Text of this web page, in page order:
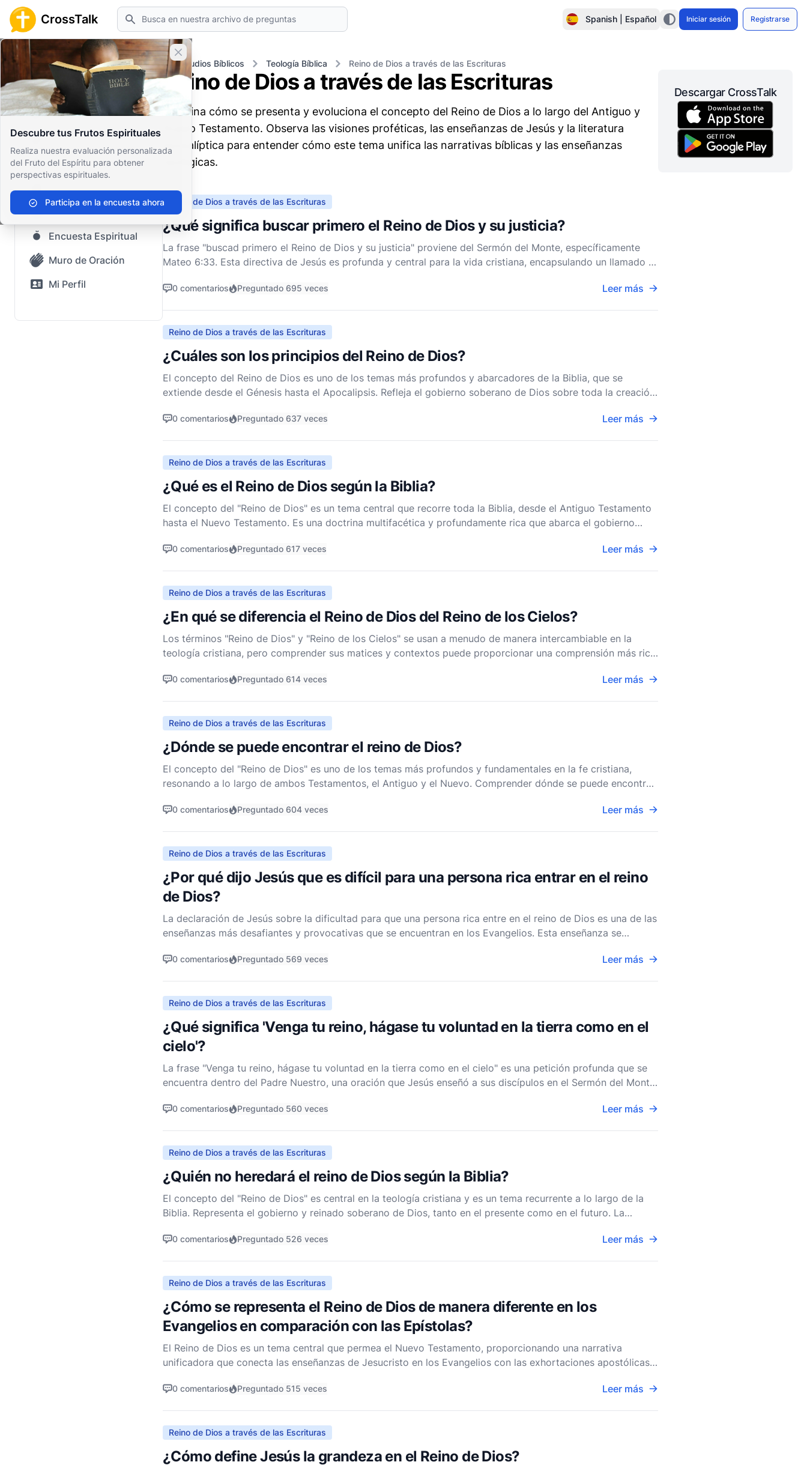
CrossTalk Buscar Spanish | Español Iniciar sesión Registrarse
Cerrar banner
Descubre tus Frutos Espirituales
Realiza nuestra evaluación personalizada
del Fruto del Espíritu para obtener
perspectivas espirituales.
Participa en la encuesta ahora
Inicio Archivo de Preguntas Estudios Bíblicos Teología Bíblica Reino de Dios a través de las Escrituras
Inicio
Archivo de Preguntas
Nuestro blog
Contenido guardado
Preguntas Populares
Biblia Sagrada
Encuesta Espiritual
Muro de Oración
Mi Perfil
Reino de Dios a través de las Escrituras
Examina cómo se presenta y evoluciona el concepto del Reino de Dios a lo largo del Antiguo y
Nuevo Testamento. Observa las visiones proféticas, las enseñanzas de Jesús y la literatura
apocalíptica para entender cómo este tema unifica las narrativas bíblicas y las enseñanzas
teológicas.
Reino de Dios a través de las Escrituras
¿Qué significa buscar primero el Reino de Dios y su justicia?
La frase "buscad primero el Reino de Dios y su justicia" proviene del Sermón del Monte, específicamente
Mateo 6:33. Esta directiva de Jesús es profunda y central para la vida cristiana, encapsulando un llamado a
0 comentarios Preguntado 695 veces Leer más
Reino de Dios a través de las Escrituras
¿Cuáles son los principios del Reino de Dios?
El concepto del Reino de Dios es uno de los temas más profundos y abarcadores de la Biblia, que se
extiende desde el Génesis hasta el Apocalipsis. Refleja el gobierno soberano de Dios sobre toda la creación
0 comentarios Preguntado 637 veces Leer más
Reino de Dios a través de las Escrituras
¿Qué es el Reino de Dios según la Biblia?
El concepto del "Reino de Dios" es un tema central que recorre toda la Biblia, desde el Antiguo Testamento
hasta el Nuevo Testamento. Es una doctrina multifacética y profundamente rica que abarca el gobierno
0 comentarios Preguntado 617 veces Leer más
Reino de Dios a través de las Escrituras
¿En qué se diferencia el Reino de Dios del Reino de los Cielos?
Los términos "Reino de Dios" y "Reino de los Cielos" se usan a menudo de manera intercambiable en la
teología cristiana, pero comprender sus matices y contextos puede proporcionar una comprensión más rica
0 comentarios Preguntado 614 veces Leer más
Reino de Dios a través de las Escrituras
¿Dónde se puede encontrar el reino de Dios?
El concepto del "Reino de Dios" es uno de los temas más profundos y fundamentales en la fe cristiana,
resonando a lo largo de ambos Testamentos, el Antiguo y el Nuevo. Comprender dónde se puede encontrar
0 comentarios Preguntado 604 veces Leer más
Reino de Dios a través de las Escrituras
¿Por qué dijo Jesús que es difícil para una persona rica entrar en el reino
de Dios?
La declaración de Jesús sobre la dificultad para que una persona rica entre en el reino de Dios es una de las
enseñanzas más desafiantes y provocativas que se encuentran en los Evangelios. Esta enseñanza se
0 comentarios Preguntado 569 veces Leer más
Reino de Dios a través de las Escrituras
¿Qué significa 'Venga tu reino, hágase tu voluntad en la tierra como en el
cielo'?
La frase "Venga tu reino, hágase tu voluntad en la tierra como en el cielo" es una petición profunda que se
encuentra dentro del Padre Nuestro, una oración que Jesús enseñó a sus discípulos en el Sermón del Monte
0 comentarios Preguntado 560 veces Leer más
Reino de Dios a través de las Escrituras
¿Quién no heredará el reino de Dios según la Biblia?
El concepto del "Reino de Dios" es central en la teología cristiana y es un tema recurrente a lo largo de la
Biblia. Representa el gobierno y reinado soberano de Dios, tanto en el presente como en el futuro. La
0 comentarios Preguntado 526 veces Leer más
Reino de Dios a través de las Escrituras
¿Cómo se representa el Reino de Dios de manera diferente en los
Evangelios en comparación con las Epístolas?
El Reino de Dios es un tema central que permea el Nuevo Testamento, proporcionando una narrativa
unificadora que conecta las enseñanzas de Jesucristo en los Evangelios con las exhortaciones apostólicas y
0 comentarios Preguntado 515 veces Leer más
Reino de Dios a través de las Escrituras
¿Cómo define Jesús la grandeza en el Reino de Dios?
Descargar CrossTalk